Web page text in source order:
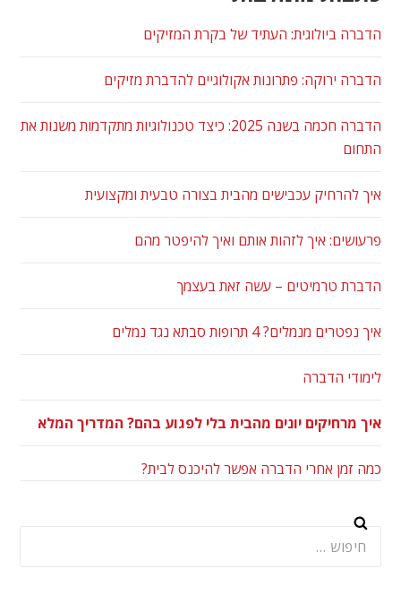
הדברה ביולוגית: העתיד של בקרת המזיקים
הדברה ירוקה: פתרונות אקולוגיים להדברת מזיקים
הדברה חכמה בשנה 2025: כיצד טכנולוגיות מתקדמות משנות את
התחום
איך להרחיק עכבישים מהבית בצורה טבעית ומקצועית
פרעושים: איך לזהות אותם ואיך להיפטר מהם
הדברת טרמיטים – עשה זאת בעצמך
איך נפטרים מנמלים? 4 תרופות סבתא נגד נמלים
לימודי הדברה
איך מרחיקים יונים מהבית בלי לפגוע בהם? המדריך המלא
כמה זמן אחרי הדברה אפשר להיכנס לבית?
חיפוש: